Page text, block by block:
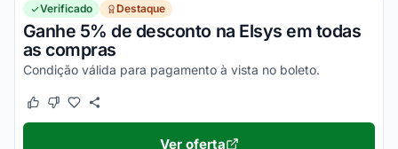
Verificado Destaque
Ganhe 5% de desconto na Elsys em todas
as compras
Condição válida para pagamento à vista no boleto.
Este cupom funcionou
Este cupom não funcionou
Ver oferta